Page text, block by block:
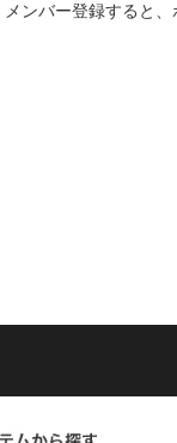
メンバー登録すると